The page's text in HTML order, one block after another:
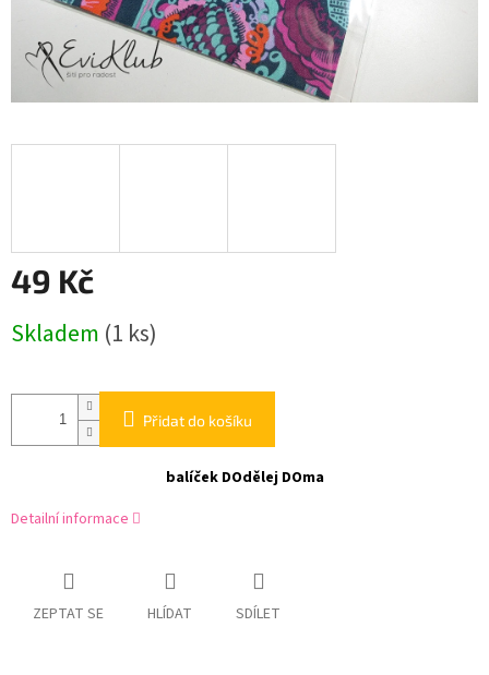
49 Kč
cena:
Skladem (1 ks)
Přidat do košíku
balíček DOdělej DOma
Detailní informace
ZEPTAT SE HLÍDAT SDÍLET